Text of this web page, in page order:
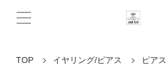
TOP イヤリング/ピアス ピアス